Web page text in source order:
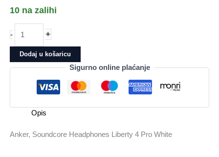
10 na zalihi
-
Soundcore
Headphones
Liberty
količina
+
Dodaj u košaricu
Sigurno online plaćanje
Opis
Anker, Soundcore Headphones Liberty 4 Pro White